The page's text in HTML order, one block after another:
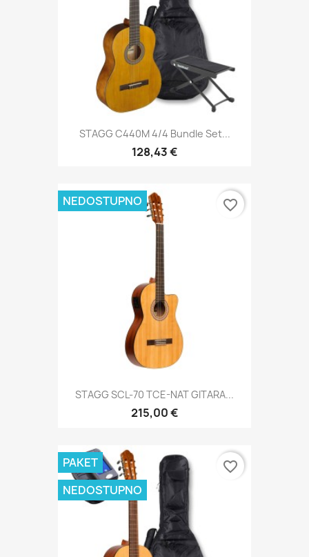
STAGG C440M 4/4 Bundle Set...
128,43 €
STAGG SCL-70 TCE-NAT GITARA...
215,00 €
NEDOSTUPNO favorite_border
PAKET
NEDOSTUPNO
favorite_border